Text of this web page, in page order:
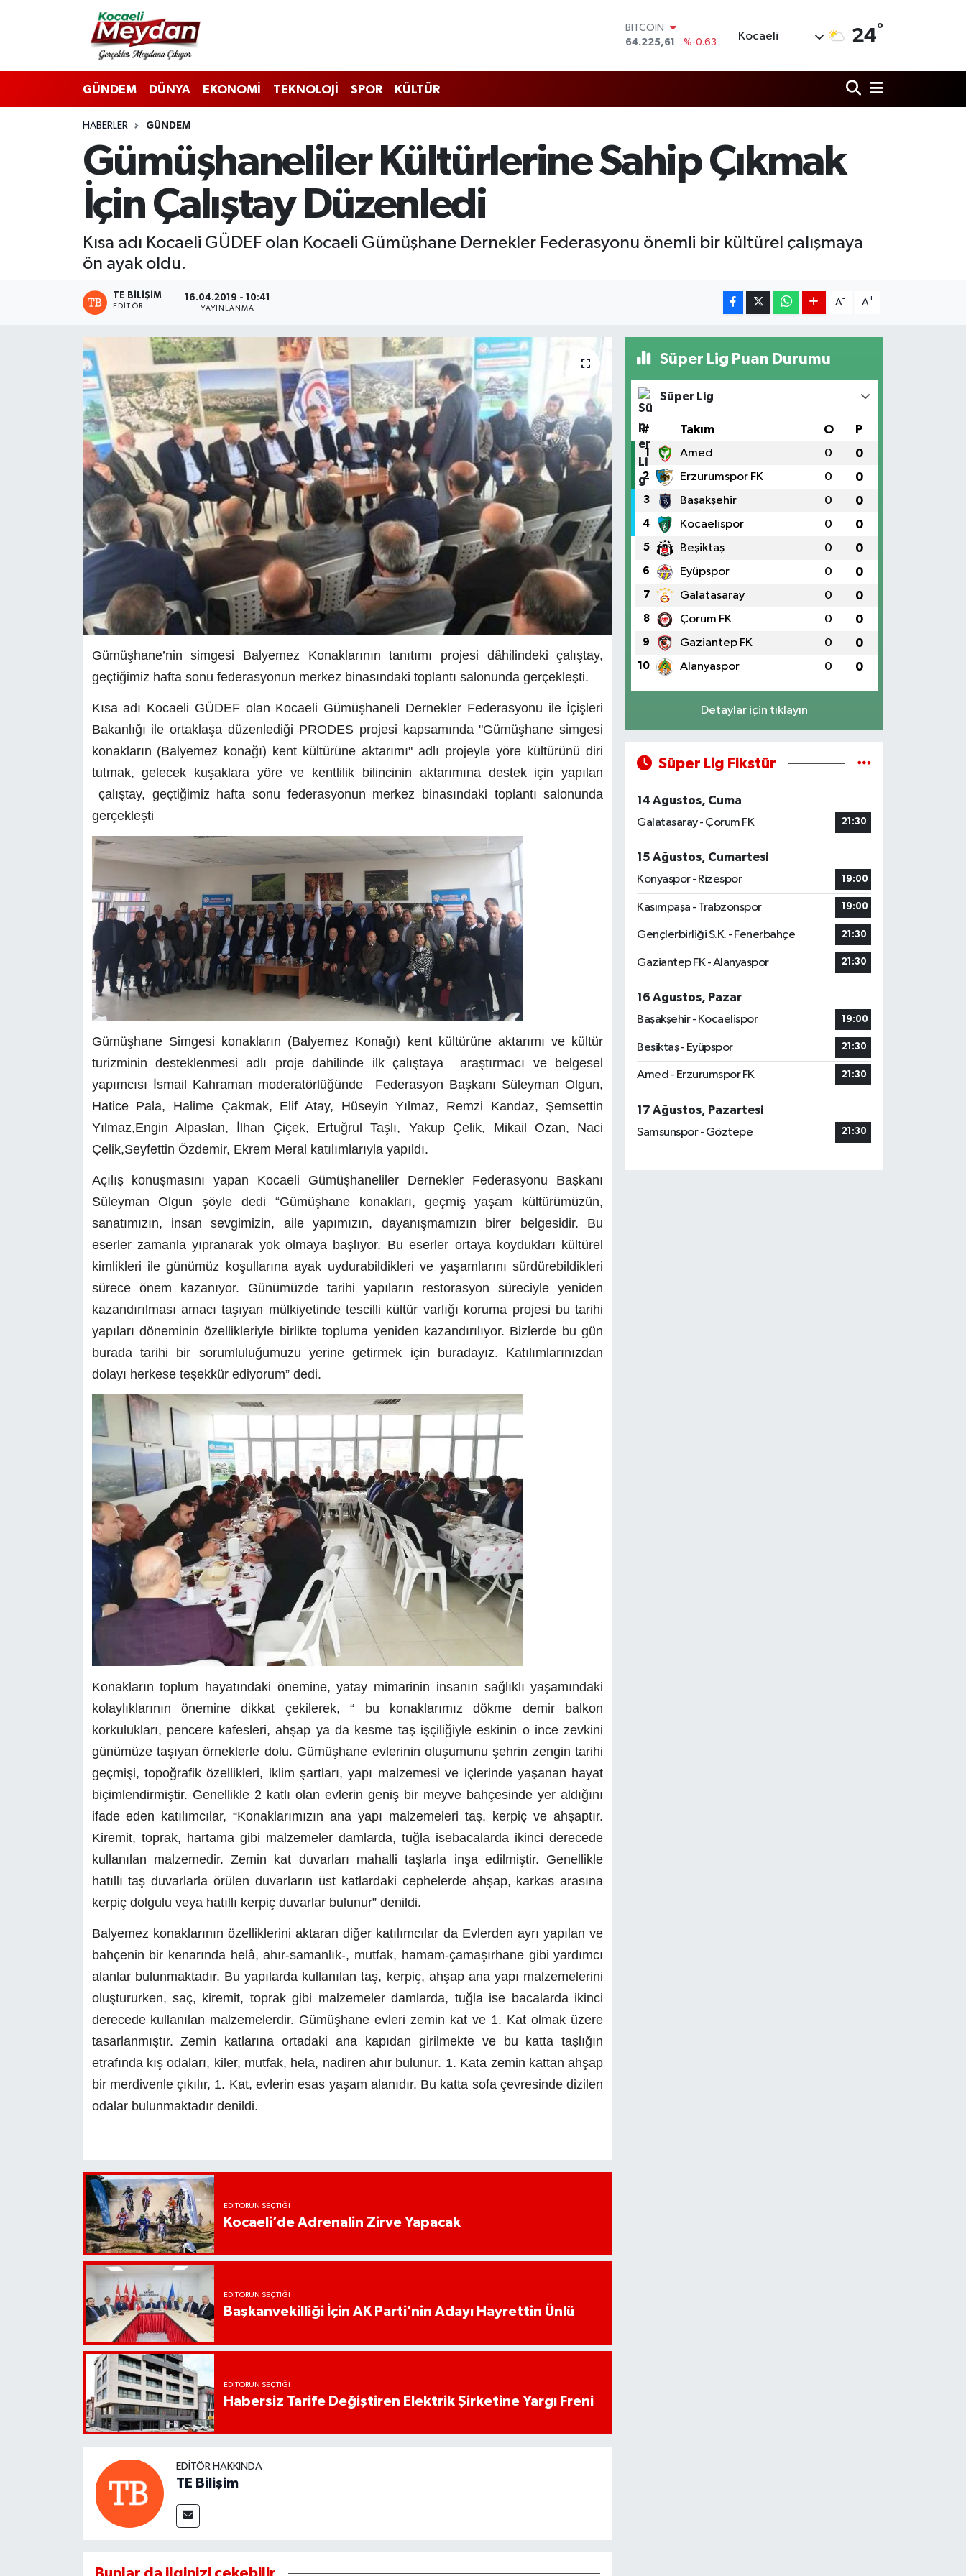
DOLAR
47,7143
%0.16
64,2463
%0.07
BİST100
13.799
%70
Kocaeli 24°
GÜNDEM DÜNYA EKONOMİ TEKNOLOJİ SPOR KÜLTÜR
HABERLER GÜNDEM
Gümüşhaneliler Kültürlerine Sahip Çıkmak
İçin Çalıştay Düzenledi
Kısa adı Kocaeli GÜDEF olan Kocaeli Gümüşhane Dernekler Federasyonu önemli bir kültürel çalışmaya
ön ayak oldu.
TE BILIŞIM
EDITÖR
16.04.2019 - 10:41
YAYINLANMA
A- A+
Gümüşhane’nin simgesi Balyemez Konaklarının tanıtımı projesi dâhilindeki çalıştay,
geçtiğimiz hafta sonu federasyonun merkez binasındaki toplantı salonunda gerçekleşti.
Kısa adı Kocaeli GÜDEF olan Kocaeli Gümüşhaneli Dernekler Federasyonu ile İçişleri
Bakanlığı ile ortaklaşa düzenlediği PRODES projesi kapsamında "Gümüşhane simgesi
konakların (Balyemez konağı) kent kültürüne aktarımı" adlı projeyle yöre kültürünü diri
tutmak, gelecek kuşaklara yöre ve kentlilik bilincinin aktarımına destek için yapılan
çalıştay, geçtiğimiz hafta sonu federasyonun merkez binasındaki toplantı salonunda
gerçekleşti
Gümüşhane Simgesi konakların (Balyemez Konağı) kent kültürüne aktarımı ve kültür
turizminin desteklenmesi adlı proje dahilinde ilk çalıştaya araştırmacı ve belgesel
yapımcısı İsmail Kahraman moderatörlüğünde Federasyon Başkanı Süleyman Olgun,
Hatice Pala, Halime Çakmak, Elif Atay, Hüseyin Yılmaz, Remzi Kandaz, Şemsettin
Yılmaz,Engin Alpaslan, İlhan Çiçek, Ertuğrul Taşlı, Yakup Çelik, Mikail Ozan, Naci
Çelik,Seyfettin Özdemir, Ekrem Meral katılımlarıyla yapıldı.
Açılış konuşmasını yapan Kocaeli Gümüşhaneliler Dernekler Federasyonu Başkanı
Süleyman Olgun şöyle dedi “Gümüşhane konakları, geçmiş yaşam kültürümüzün,
sanatımızın, insan sevgimizin, aile yapımızın, dayanışmamızın birer belgesidir. Bu
eserler zamanla yıpranarak yok olmaya başlıyor. Bu eserler ortaya koydukları kültürel
kimlikleri ile günümüz koşullarına ayak uydurabildikleri ve yaşamlarını sürdürebildikleri
sürece önem kazanıyor. Günümüzde tarihi yapıların restorasyon süreciyle yeniden
kazandırılması amacı taşıyan mülkiyetinde tescilli kültür varlığı koruma projesi bu tarihi
yapıları döneminin özellikleriyle birlikte topluma yeniden kazandırılıyor. Bizlerde bu gün
burada tarihi bir sorumluluğumuzu yerine getirmek için buradayız. Katılımlarınızdan
dolayı herkese teşekkür ediyorum” dedi.
Konakların toplum hayatındaki önemine, yatay mimarinin insanın sağlıklı yaşamındaki
kolaylıklarının önemine dikkat çekilerek, “ bu konaklarımız dökme demir balkon
korkulukları, pencere kafesleri, ahşap ya da kesme taş işçiliğiyle eskinin o ince zevkini
günümüze taşıyan örneklerle dolu. Gümüşhane evlerinin oluşumunu şehrin zengin tarihi
geçmişi, topoğrafik özellikleri, iklim şartları, yapı malzemesi ve içlerinde yaşanan hayat
biçimlendirmiştir. Genellikle 2 katlı olan evlerin geniş bir meyve bahçesinde yer aldığını
ifade eden katılımcılar, “Konaklarımızın ana yapı malzemeleri taş, kerpiç ve ahşaptır.
Kiremit, toprak, hartama gibi malzemeler damlarda, tuğla isebacalarda ikinci derecede
kullanılan malzemedir. Zemin kat duvarları mahalli taşlarla inşa edilmiştir. Genellikle
hatıllı taş duvarlarla örülen duvarların üst katlardaki cephelerde ahşap, karkas arasına
kerpiç dolgulu veya hatıllı kerpiç duvarlar bulunur” denildi.
Balyemez konaklarının özelliklerini aktaran diğer katılımcılar da Evlerden ayrı yapılan ve
bahçenin bir kenarında helâ, ahır-samanlık-, mutfak, hamam-çamaşırhane gibi yardımcı
alanlar bulunmaktadır. Bu yapılarda kullanılan taş, kerpiç, ahşap ana yapı malzemelerini
oluştururken, saç, kiremit, toprak gibi malzemeler damlarda, tuğla ise bacalarda ikinci
derecede kullanılan malzemelerdir. Gümüşhane evleri zemin kat ve 1. Kat olmak üzere
tasarlanmıştır. Zemin katlarına ortadaki ana kapıdan girilmekte ve bu katta taşlığın
etrafında kış odaları, kiler, mutfak, hela, nadiren ahır bulunur. 1. Kata zemin kattan ahşap
bir merdivenle çıkılır, 1. Kat, evlerin esas yaşam alanıdır. Bu katta sofa çevresinde dizilen
odalar bulunmaktadır denildi.
EDITÖRÜN SEÇTIĞI
Kocaeli’de Adrenalin Zirve Yapacak
EDITÖRÜN SEÇTIĞI
Başkanvekilliği İçin AK Parti’nin Adayı Hayrettin Ünlü
EDITÖRÜN SEÇTIĞI
Habersiz Tarife Değiştiren Elektrik Şirketine Yargı Freni
EDITÖR HAKKINDA
TE Bilişim
Süper Lig Puan Durumu
Süper Lig
# Takım O P
1 Amed 0 0
2 Erzurumspor FK 0 0
3 Başakşehir 0 0
4 Kocaelispor 0 0
5 Beşiktaş 0 0
6 Eyüpspor 0 0
7 Galatasaray 0 0
8 Çorum FK 0 0
9 Gaziantep FK 0 0
10 Alanyaspor 0 0
Detaylar için tıklayın
Süper Lig Fikstür
14 Ağustos, Cuma
Galatasaray - Çorum FK
21:30
15 Ağustos, Cumartesi
Konyaspor - Rizespor
19:00
Kasımpaşa - Trabzonspor 19:00
Gençlerbirliği S.K. - Fenerbahçe 21:30
Gaziantep FK - Alanyaspor 21:30
16 Ağustos, Pazar
Başakşehir - Kocaelispor
19:00
Beşiktaş - Eyüpspor 21:30
Amed - Erzurumspor FK 21:30
17 Ağustos, Pazartesi
Samsunspor - Göztepe
21:30
Nöbetçi Eczaneler
Hava Durumu
Trafik Durumu
Süper Lig Puan Durumu ve Fikstür
Tüm Manşetler
Son Dakika Haberleri